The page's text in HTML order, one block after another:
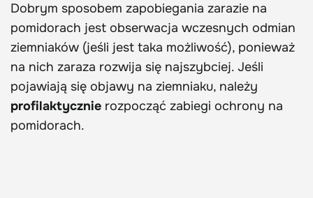
Dobrym sposobem zapobiegania zarazie na
pomidorach jest obserwacja wczesnych odmian
ziemniaków (jeśli jest taka możliwość), ponieważ
na nich zaraza rozwija się najszybciej. Jeśli
pojawiają się objawy na ziemniaku, należy
profilaktycznie rozpocząć zabiegi ochrony na
pomidorach.